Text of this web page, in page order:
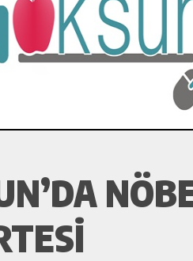
Yeni Köprüsünde Sona Doğru.